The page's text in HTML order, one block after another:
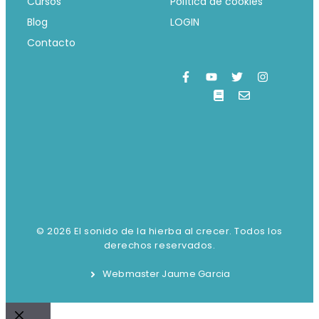
Blog
Contacto
LOGIN
© 2026 El sonido de la hierba al crecer. Todos los
derechos reservados.
Webmaster Jaume Garcia